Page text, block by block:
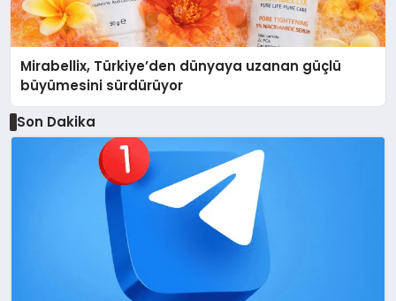
Mirabellix, Türkiye’den dünyaya uzanan güçlü
büyümesini sürdürüyor
Son Dakika